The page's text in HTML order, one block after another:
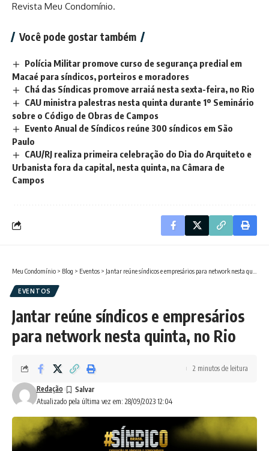
Revista Meu Condomínio.
Você pode gostar também
Polícia Militar promove curso de segurança predial em
Macaé para síndicos, porteiros e moradores
Chá das Síndicas promove arraiá nesta sexta-feira, no Rio
CAU ministra palestras nesta quinta durante 1º Seminário
sobre o Código de Obras de Campos
Evento Anual de Síndicos reúne 300 síndicos em São
Paulo
CAU/RJ realiza primeira celebração do Dia do Arquiteto e
Urbanista fora da capital, nesta quinta, na Câmara de
Campos
Meu Condomínio > Blog > Eventos > Jantar reúne síndicos e empresários para network nesta quinta, no Rio
EVENTOS
Jantar reúne síndicos e empresários
para network nesta quinta, no Rio
Atualizado pela última vez em: 28/09/2023 12:04
Redação
2 minutos de leitura